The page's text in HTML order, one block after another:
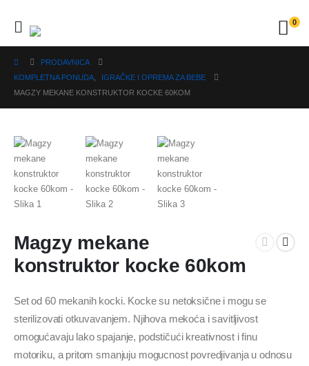
0
PRODAVNICA
KOMPLETNA PONUDA
IGRAČKE I OPREMA ZA BEBE
MAGZY MEKANE KONSTRUKTOR KOCKE 60KOM
Magzy mekane
konstruktor kocke 60kom
Set od 60 mekanih kocki. Kocke su netoksične i mogu se
sterilizovati otkuvavanjem. Njihova mekoća i savitljivost
omogućavaju lako spajanje, podstičući kreativnost i finu
motoriku, a pritom smanjuju mogucnost povredjivanja u odnosu